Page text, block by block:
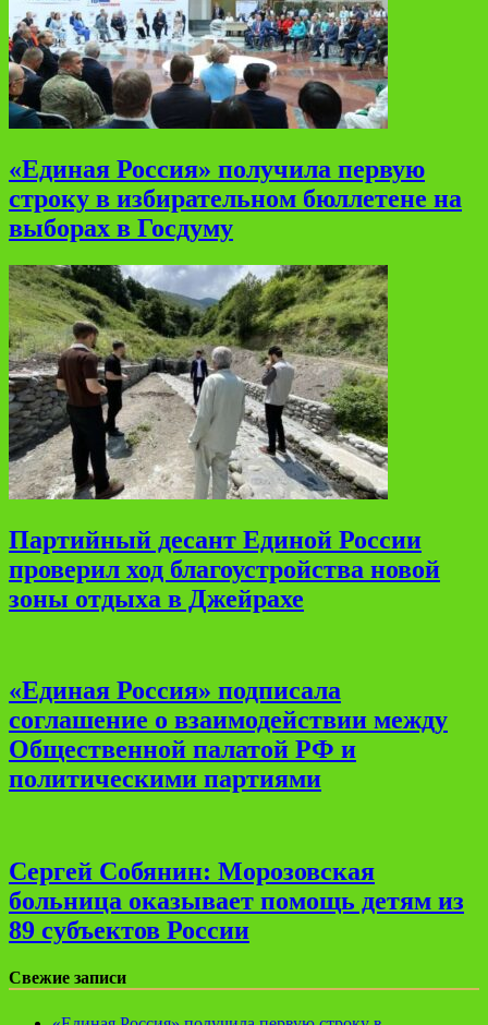
«Единая Россия» получила первую
строку в избирательном бюллетене на
выборах в Госдуму
Партийный десант Единой России
проверил ход благоустройства новой
зоны отдыха в Джейрахе
«Единая Россия» подписала
соглашение о взаимодействии между
Общественной палатой РФ и
политическими партиями
Сергей Собянин: Морозовская
больница оказывает помощь детям из
89 субъектов России
Свежие записи